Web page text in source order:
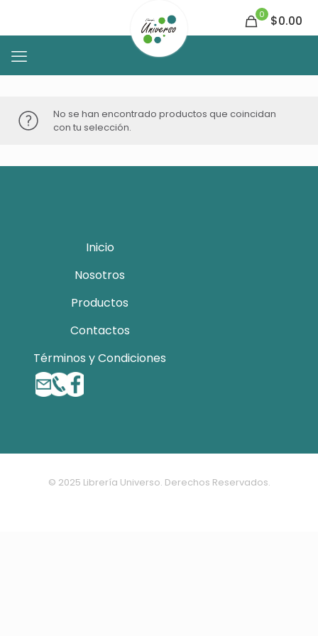
0 $0.00
No se han encontrado productos que coincidan
con tu selección.
Inicio
Nosotros
Productos
Contactos
Términos y Condiciones
© 2025 Librería Universo. Derechos Reservados.